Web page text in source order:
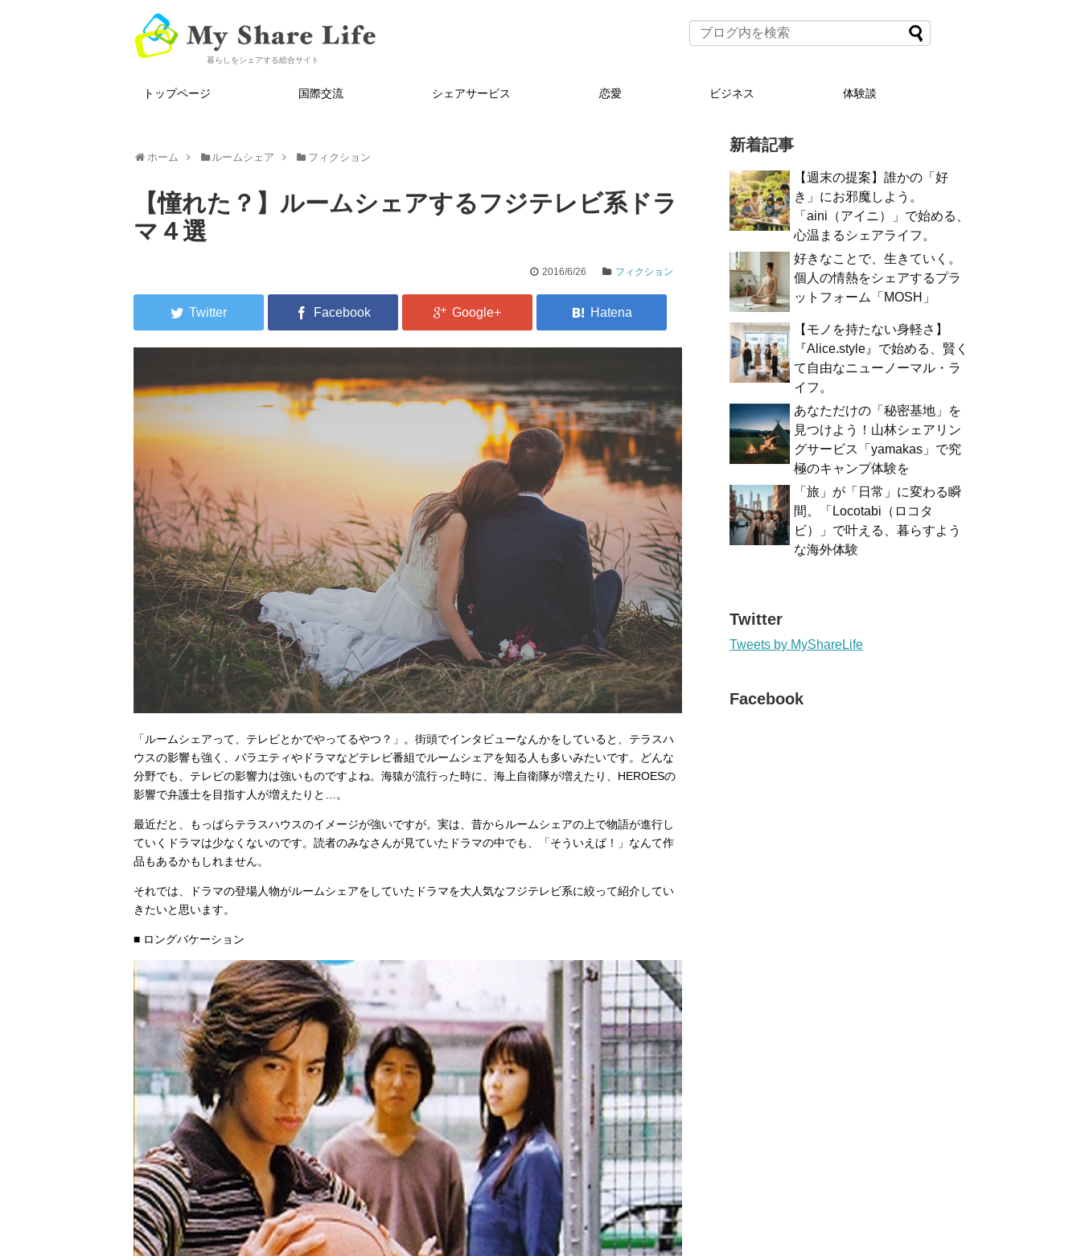
暮らしをシェアする総合サイト
トップページ 国際交流 シェアサービス 恋愛 ビジネス 体験談
ホーム ルームシェア フィクション
【憧れた？】ルームシェアするフジテレビ系ドラ
マ４選
2016/6/26 フィクション
「ルームシェアって、テレビとかでやってるやつ？」。街頭でインタビューなんかをしていると、テラスハ
ウスの影響も強く、バラエティやドラマなどテレビ番組でルームシェアを知る人も多いみたいです。どんな
分野でも、テレビの影響力は強いものですよね。海猿が流行った時に、海上自衛隊が増えたり、HEROESの
影響で弁護士を目指す人が増えたりと…。
最近だと、もっぱらテラスハウスのイメージが強いですが。実は、昔からルームシェアの上で物語が進行し
ていくドラマは少なくないのです。読者のみなさんが見ていたドラマの中でも、「そういえば！」なんて作
品もあるかもしれません。
それでは、ドラマの登場人物がルームシェアをしていたドラマを大人気なフジテレビ系に絞って紹介してい
きたいと思います。
■ ロングバケーション
新着記事
【週末の提案】誰かの「好
き」にお邪魔しよう。
「aini（アイニ）」で始める、
心温まるシェアライフ。
好きなことで、生きていく。
個人の情熱をシェアするプラ
ットフォーム「MOSH」
【モノを持たない身軽さ】
『Alice.style』で始める、賢く
て自由なニューノーマル・ラ
イフ。
あなただけの「秘密基地」を
見つけよう！山林シェアリン
グサービス「yamakas」で究
極のキャンプ体験を
「旅」が「日常」に変わる瞬
間。「Locotabi（ロコタ
ビ）」で叶える、暮らすよう
な海外体験
Twitter
Tweets by MyShareLife
Facebook